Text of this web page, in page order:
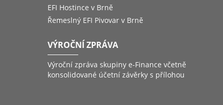
EFI Hostince v Brně
Řemeslný EFI Pivovar v Brně
VÝROČNÍ ZPRÁVA
Výroční zpráva skupiny e-Finance včetně
konsolidované účetní závěrky s přílohou